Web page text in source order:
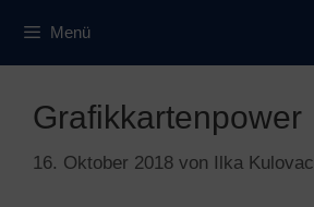
Inhalt
springen
Menü
Grafikkartenpower
16. Oktober 2018 von Ilka Kulovac